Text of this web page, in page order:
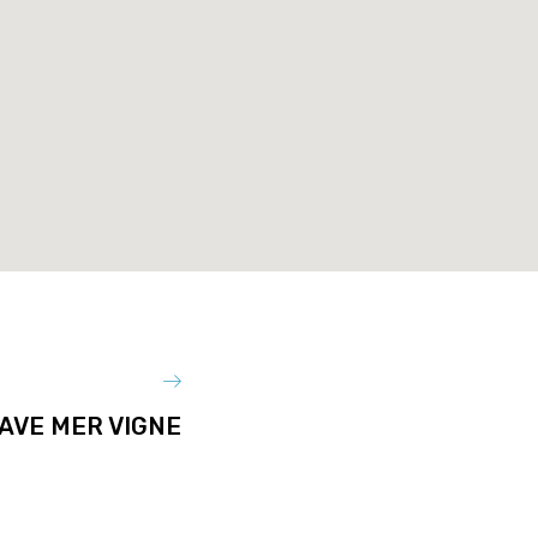
MER VIGNE